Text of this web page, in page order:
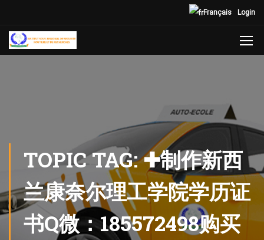
Login
Français
TOPIC TAG: ✚制作新西
兰康奈尔理工学院学历证
书Q微：185572498购买